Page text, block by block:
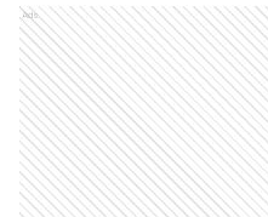
Ads